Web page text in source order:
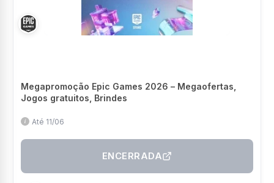
Megapromoção Epic Games 2026 – Megaofertas,
Jogos gratuitos, Brindes
Até 11/06
ENCERRADA